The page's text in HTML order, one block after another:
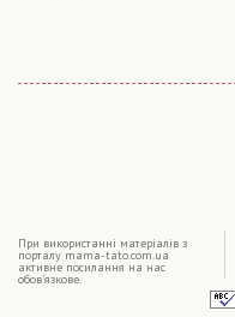
При використаннi матерiалiв з
порталу mama-tato.com.ua
активне посилання на нас
обов'язкове.